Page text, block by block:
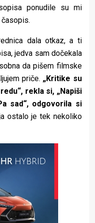
ponudile su mi
dala otkaz, a ti
jedva sam dočekala
da pišem filmske
priče. „Kritike su
rekla si, „Napiši
sad“, odgovorila si
ostalo je tek nekoliko